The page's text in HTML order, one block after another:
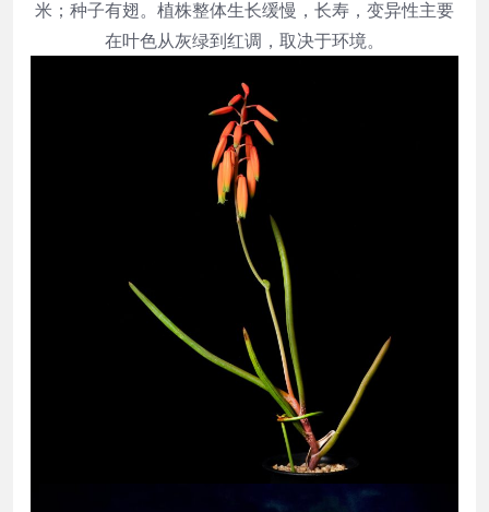
米；种子有翅。植株整体生长缓慢，长寿，变异性主要
在叶色从灰绿到红调，取决于环境。